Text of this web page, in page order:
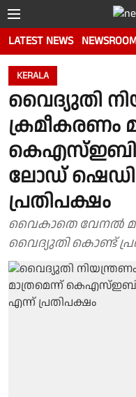
LATEST NEWS
KERALA
വൈദ്യുതി
ക്രമീകരണം
കെഎസ്ഇബി,
ലോഡ്
പ്രതിപക്ഷം
വൈകാതെ വേനൽ മഴ
വൈദ്യുതി കൊണ്ട്